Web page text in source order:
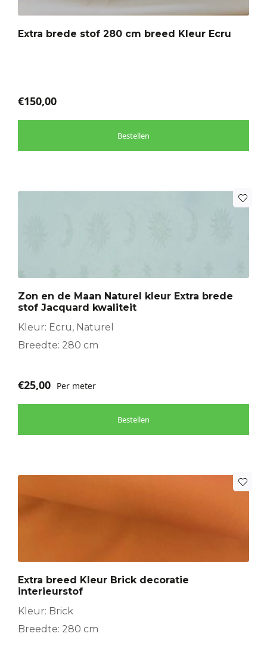
Extra brede stof 280 cm breed Kleur Ecru
€150,00
Bestellen
kan
productpagina
Zon en de Maan Naturel kleur Extra brede
stof Jacquard kwaliteit
Kleur: Ecru, Naturel
Breedte: 280 cm
€25,00 Per meter
Bestellen
Extra breed Kleur Brick decoratie
interieurstof
Kleur: Brick
Breedte: 280 cm